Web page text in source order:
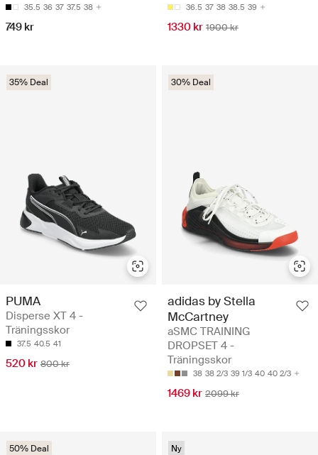
35.5 36 37 37.5 38
749 kr
36.5 37 38 38.5 39
1330 kr 1900 kr
35% Deal
PUMA
Disperse XT 4 -
Träningsskor
37.5 40.5 41
520 kr 800 kr
30% Deal
adidas by Stella
McCartney
aSMC TRAINING
DROPSET 4 -
Träningsskor
38 38 2/3 39 1/3 40 40 2/3
1469 kr 2099 kr
50% Deal Ny